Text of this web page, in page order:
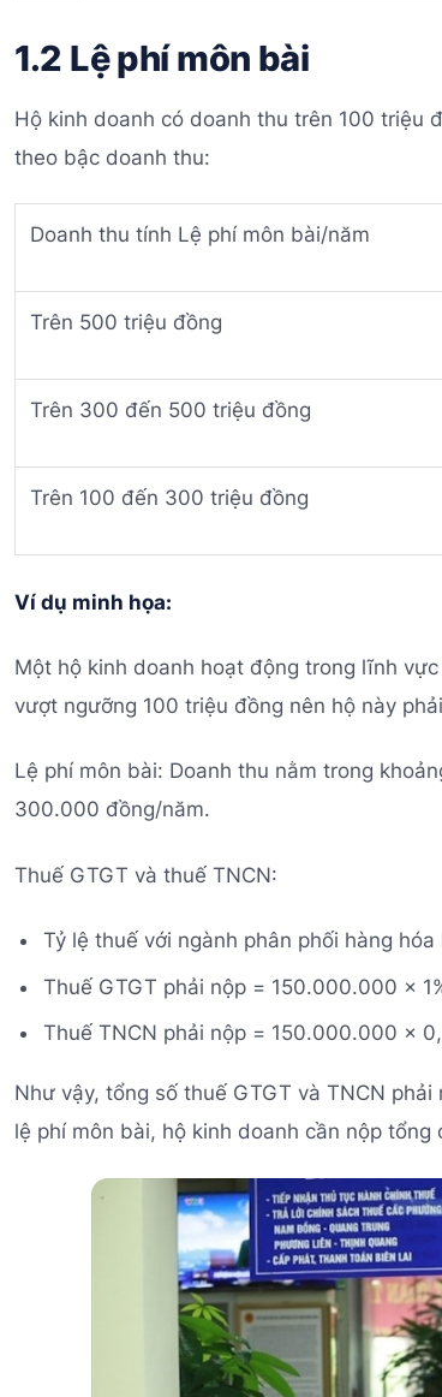
1.2 Lệ phí môn bài
Hộ kinh doanh có doanh thu trên 100 triệu
theo bậc doanh thu:
Doanh thu tính Lệ phí môn bài/năm
Trên 500 triệu đồng
Trên 300 đến 500 triệu đồng
Trên 100 đến 300 triệu đồng
Ví dụ minh họa:
Một hộ kinh doanh hoạt động trong lĩnh
vượt ngưỡng 100 triệu đồng nên hộ này
Lệ phí môn bài: Doanh thu nằm trong
300.000 đồng/năm.
Thuế GTGT và thuế TNCN:
Tỷ lệ thuế với ngành phân phối hàng hóa
Thuế GTGT phải nộp = 150.000.000 ×
Thuế TNCN phải nộp = 150.000.000 ×
Như vậy, tổng số thuế GTGT và TNCN
lệ phí môn bài, hộ kinh doanh cần nộp